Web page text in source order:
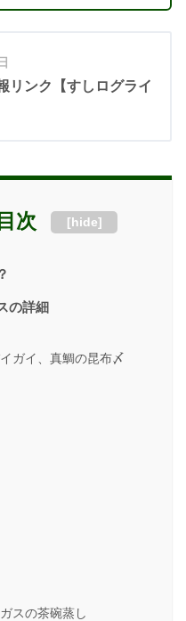
リンク【すしログライ
次 [hide]
の詳細
ガイ、真鯛の昆布〆
スの茶碗蒸し